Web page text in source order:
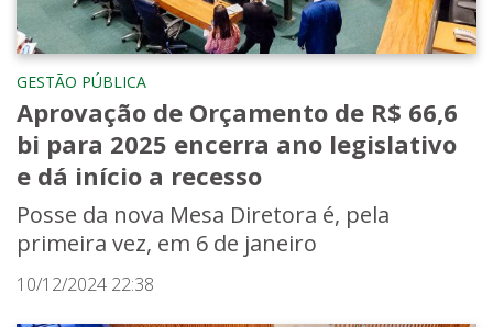
GESTÃO PÚBLICA
Aprovação de Orçamento de R$ 66,6
bi para 2025 encerra ano legislativo
e dá início a recesso
Posse da nova Mesa Diretora é, pela
primeira vez, em 6 de janeiro
10/12/2024 22:38